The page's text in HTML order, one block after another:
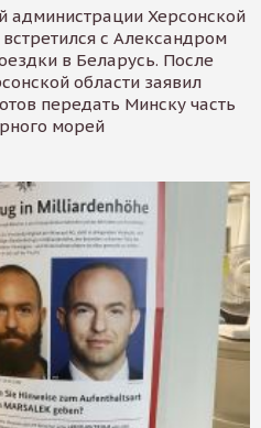
администрации Херсонской
с Александром
в Беларусь. После
области заявил
передать Минску часть
морей